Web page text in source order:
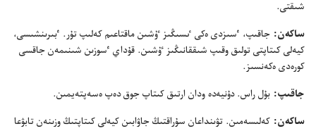
شىقتى.‏
ساكە‌ن:‏ جاقىپ،‏ ٴ‌سىزدى ە‌كى ٸسىڭىز ٷشىن ماقتاعىم كە‌لىپ تۇ‌ر.‏ ٴ‌بىرىنشىسى،‏
كيە‌لى كىتاپتى تولىق وقىپ شىققانىڭىز ٷشىن.‏ قۇ‌داي ٴ‌سوزىن شىنىمە‌ن جاقسى
كورە‌دى ە‌كە‌نسىز.‏
جاقىپ:‏ بۇ‌ل راس.‏ دۇ‌نيە‌دە ودان ارتىق كىتاپ جوق دە‌پ ە‌سە‌پتە‌يمىن.‏
ساكە‌ن:‏ كە‌لىسە‌مىن.‏ تۋىنداعان سۇ‌راقتىڭ جاۋابىن كيە‌لى كىتاپتىڭ وزىنە‌ن تابۋعا